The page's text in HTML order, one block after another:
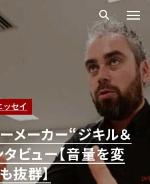
ッセイ
メーカー“ジキル＆
ビュー【音量を変
抜群】